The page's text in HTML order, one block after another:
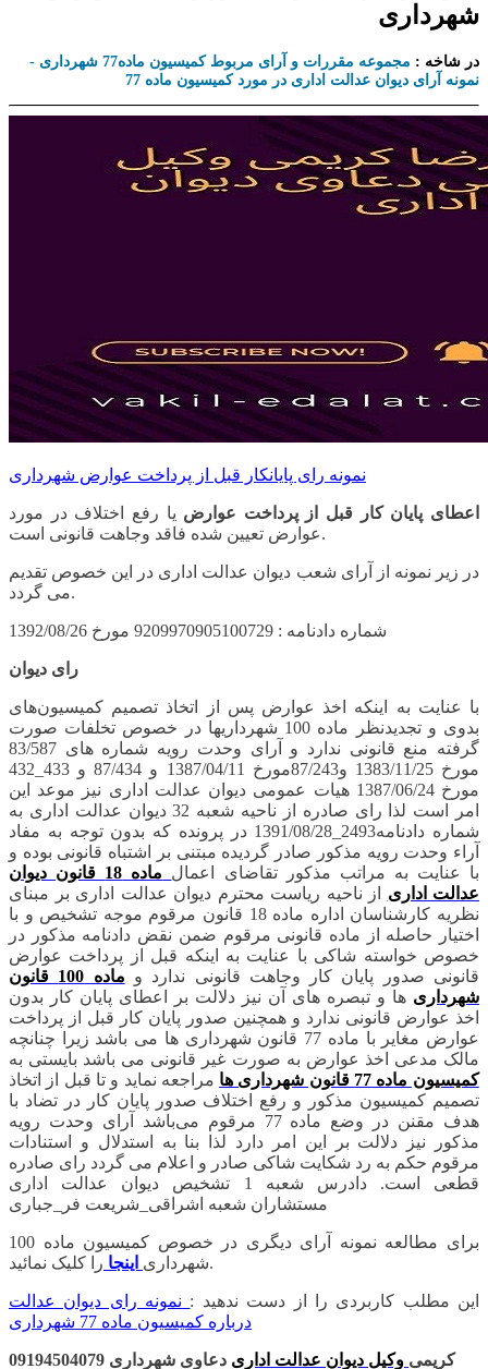
شهرداری
در شاخه :
مجموعه مقررات و آرای مربوط کمیسیون ماده77 شهرداری -
نمونه آرای دیوان عدالت اداری در مورد کمیسیون ماده 77
نمونه رای پایانکار قبل از پرداخت عوارض شهرداری
اعطای پایان کار قبل از پرداخت عوارض یا رفع اختلاف در مورد
عوارض تعیین شده فاقد وجاهت قانونی است.
در زیر نمونه از آرای شعب دیوان عدالت اداری در این خصوص تقدیم
می گردد.
شماره دادنامه : 9209970905100729 مورخ 1392/08/26
رای دیوان
با عنایت به اینکه اخذ عوارض پس از اتخاذ تصمیم کمیسیون‌های
بدوی و تجدیدنظر ماده 100 شهرداریها در خصوص تخلفات صورت
گرفته منع قانونی ندارد و آرای وحدت رویه شماره های 83/587
مورخ 1383/11/25 و87/243مورخ 1387/04/11 و 87/434 و 433_432
مورخ 1387/06/24 هیات عمومی دیوان عدالت اداری نیز موعد این
امر است لذا رای صادره از ناحیه شعبه 32 دیوان عدالت اداری به
شماره دادنامه2493_1391/08/28 در پرونده که بدون توجه به مفاد
آراء وحدت رویه مذکور صادر گردیده مبتنی بر اشتباه قانونی بوده و
با عنایت به مراتب مذکور تقاضای اعمال
ماده 18 قانون دیوان
عدالت اداری از ناحیه ریاست محترم دیوان عدالت اداری بر مبنای
نظریه کارشناسان اداره ماده 18 قانون مرقوم موجه تشخیص و با
اختیار حاصله از ماده قانونی مرقوم ضمن نقض دادنامه مذکور در
خصوص خواسته شاکی با عنایت به اینکه قبل از پرداخت عوارض
قانونی صدور پایان کار وجاهت قانونی ندارد و
ماده 100 قانون
شهرداری ها و تبصره های آن نیز دلالت بر اعطای پایان کار بدون
اخذ عوارض قانونی ندارد و همچنین صدور پایان کار قبل از پرداخت
عوارض مغایر با ماده 77 قانون شهرداری ها می باشد زیرا چنانچه
مالک مدعی اخذ عوارض به صورت غیر قانونی می باشد بایستی به
کمیسیون ماده 77 قانون شهرداری ها
مراجعه نماید و تا قبل از اتخاذ
تصمیم کمیسیون مذکور و رفع اختلاف صدور پایان کار در تضاد با
هدف مقنن در وضع ماده 77 مرقوم می‌باشد آرای وحدت رویه
مذکور نیز دلالت بر این امر دارد لذا بنا به استدلال و استنادات
مرقوم حکم به رد شکایت شاکی صادر و اعلام می گردد رای صادره
قطعی است. دادرس شعبه 1 تشخیص دیوان عدالت اداری
مستشاران شعبه اشراقی_شریعت فر_جباری
برای مطالعه نمونه آرای دیگری در خصوص کمیسیون ماده 100
شهرداری اینجا را کلیک نمائید.
این مطلب کاربردی را از دست ندهید : نمونه رای دیوان عدالت
درباره کمیسیون ماده 77 شهرداری
کریمی وکیل دیوان عدالت اداری دعاوی شهرداری 09194504079